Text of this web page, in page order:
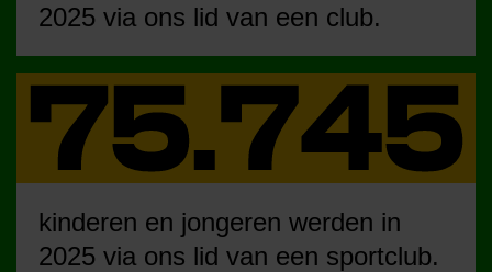
2025 via ons lid van een club.
kinderen en jongeren werden in
2025 via ons lid van een sportclub.